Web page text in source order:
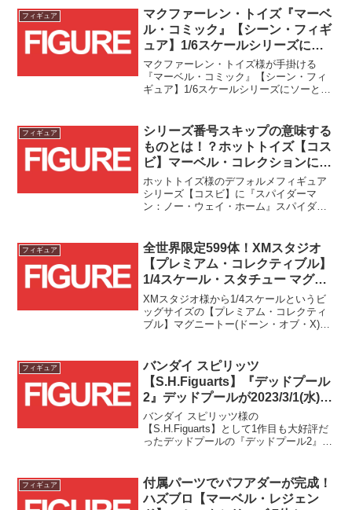
ピエンス様限定の商品です！！
フィギュア
マクファーレン・トイズ『マーベ
ル・コミック』【シーン・フィギ
ュア】1/6スケールシリーズに
#006ソーと#007スパイダーマン
(ブラック・コスチューム)が登
場！！
マクファーレン・トイズ様が手掛ける
『マーベル・コミック』【シーン・フィ
ギュア】1/6スケールシリーズにソーとス
フィギュア
シリーズ番号スキップの意味する
ものとは！？ホットトイズ【コス
ビ】マーベル・コレクションに
NWHスパイダーマン(ブラック&
ゴールドスーツ)と『アイ・ア
ム・グルート』版グルートが登
ホットトイズ様のデフォルメフィギュア
シリーズ【コスビ】に『スパイダーマ
ン：ノー・ウェイ・ホーム』スパイダー
す！！
フィギュア
全世界限定599体！XMスタジオ
【プレミアム・コレクティブル】
1/4スケール・スタチュー マグニ
ートー(ドーン・オブ・X) トイサ
ピエンスにて予約受付中！！
XMスタジオ様から1/4スケールというビ
ッグサイズの【プレミアム・コレクティ
ブル】マグニートー(ドーン・オブ・X)が
フィギュア
バンダイ スピリッツ
【S.H.Figuarts】『デッドプール
2』デッドプールが2023/3/1(水)よ
り予約受付開始！発売は2023/8予
定！！
バンダイ スピリッツ様の
【S.H.Figuarts】として1作目も大好評だ
ったデッドプールの『デッドプール2』版
フィギュア
付属パーツでパフアダーが完成！
ハズブロ【マーベル・レジェン